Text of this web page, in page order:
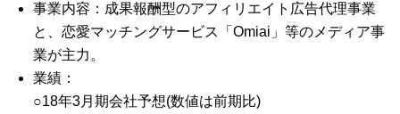
事業内容：成果報酬型のアフィリエイト広告代理事業
と、恋愛マッチングサービス「Omiai」等のメディア事
業が主力。
業績：
○18年3月期会社予想(数値は前期比)